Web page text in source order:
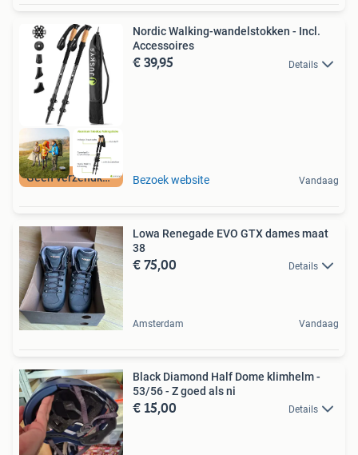
Geen verzendkosten
Nordic Walking-wandelstokken - Incl.
Accessoires
€ 39,95 Details
Bezoek website Vandaag
Lowa Renegade EVO GTX dames maat
38
€ 75,00 Details
Amsterdam Vandaag
Black Diamond Half Dome klimhelm -
53/56 - Z goed als ni
€ 15,00 Details